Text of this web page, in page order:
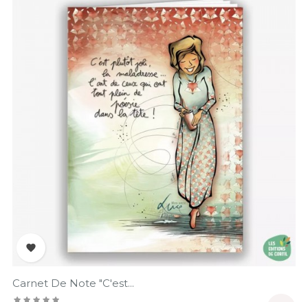

Carnet De Note "C'est...